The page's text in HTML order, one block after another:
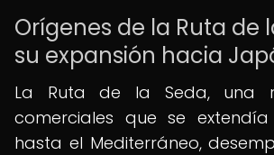
Orígenes de la Ruta de
su expansión hacia
La Ruta de la Seda, una
comerciales que se
hasta el Mediterráneo,